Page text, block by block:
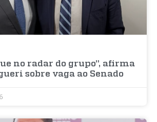
no radar do grupo”, afirma
sobre vaga ao Senado